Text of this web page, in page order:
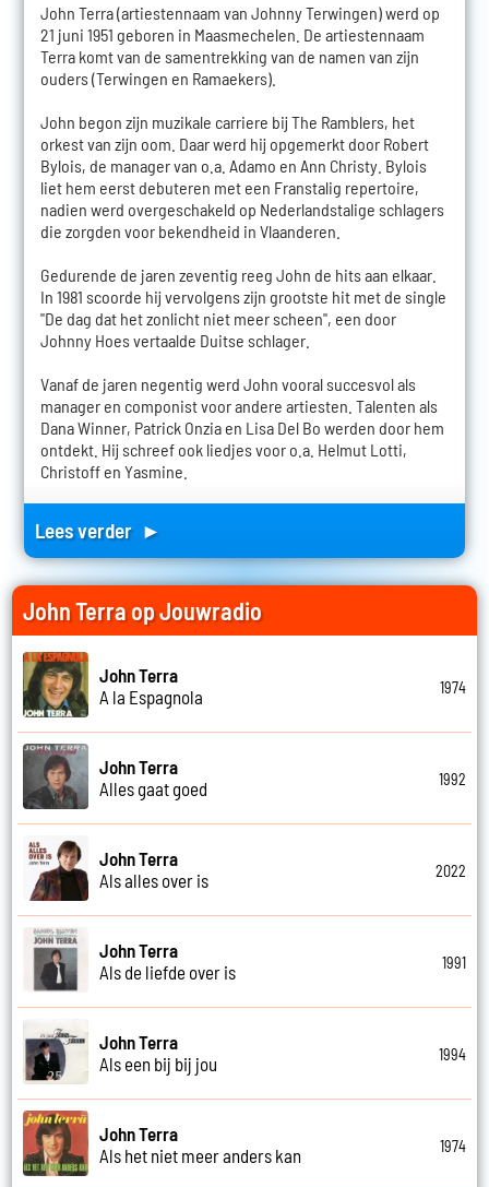
John Terra (artiestennaam van Johnny Terwingen) werd op
21 juni 1951 geboren in Maasmechelen. De artiestennaam
Terra komt van de samentrekking van de namen van zijn
ouders (Terwingen en Ramaekers).
John begon zijn muzikale carriere bij The Ramblers, het
orkest van zijn oom. Daar werd hij opgemerkt door Robert
Bylois, de manager van o.a. Adamo en Ann Christy. Bylois
liet hem eerst debuteren met een Franstalig repertoire,
nadien werd overgeschakeld op Nederlandstalige schlagers
die zorgden voor bekendheid in Vlaanderen.
Gedurende de jaren zeventig reeg John de hits aan elkaar.
In 1981 scoorde hij vervolgens zijn grootste hit met de single
"De dag dat het zonlicht niet meer scheen", een door
Johnny Hoes vertaalde Duitse schlager.
Vanaf de jaren negentig werd John vooral succesvol als
manager en componist voor andere artiesten. Talenten als
Dana Winner, Patrick Onzia en Lisa Del Bo werden door hem
ontdekt. Hij schreef ook liedjes voor o.a. Helmut Lotti,
Christoff en Yasmine.
Lees verder ►
John Terra op Jouwradio
John Terra
A la Espagnola
1974
John Terra
Alles gaat goed
1992
John Terra
Als alles over is
2022
John Terra
Als de liefde over is
1991
John Terra
Als een bij bij jou
1994
John Terra
Als het niet meer anders kan
1974